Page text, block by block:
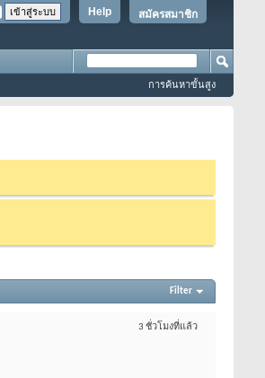
สมัครสมาชิก
Help
การค้นหาขั้นสูง
Filter
3 ชั่วโมงที่แล้ว